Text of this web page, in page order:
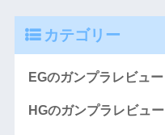
カテゴリー
EGのガンプラレビュー
HGのガンプラレビュー